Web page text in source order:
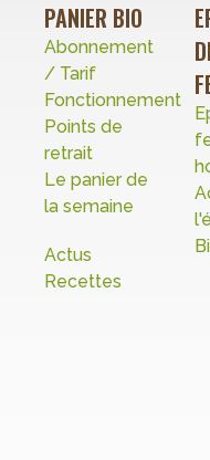
PANIER BIO
Abonnement
/ Tarif
Fonctionnement
Points de
retrait
Le panier de
la semaine
Actus
Recettes